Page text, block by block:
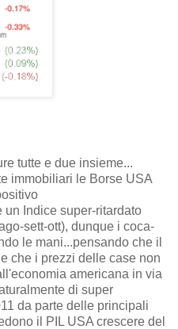
tutte e due insieme...
immobiliari le Borse USA
un Indice super-ritardato
sett-ott), dunque i coca-
le mani...pensando che il
che i prezzi delle case non
americana in via
di super
da parte delle principali
il PIL USA crescere del